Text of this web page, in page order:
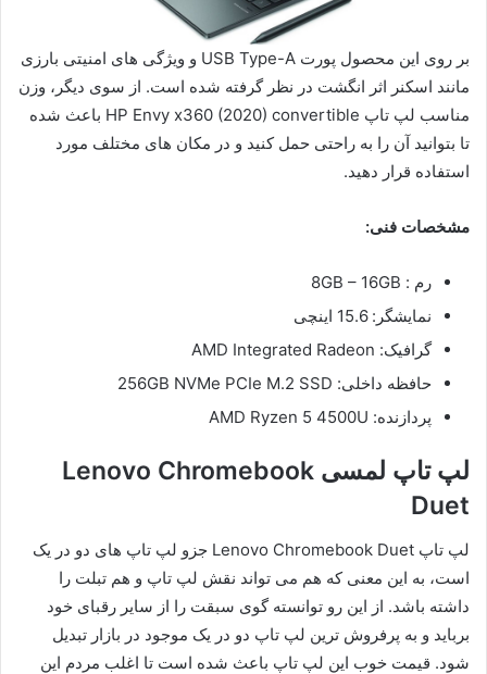
بر روی این محصول پورت USB Type-A و ویژگی های امنیتی بارزی
مانند اسکنر اثر انگشت در نظر گرفته شده است. از سوی دیگر، وزن
مناسب لپ تاپ HP Envy x360 (2020) convertible باعث شده
تا بتوانید آن را به راحتی حمل کنید و در مکان های مختلف مورد
استفاده قرار دهید.
مشخصات فنی:
رم : 8GB – 16GB
نمایشگر: 15.6 اینچی
گرافیک: AMD Integrated Radeon
حافظه داخلی: 256GB NVMe PCIe M.2 SSD
پردازنده: AMD Ryzen 5 4500U
لپ تاپ لمسی Lenovo Chromebook
Duet
لپ تاپ Lenovo Chromebook Duet جزو لپ تاپ های دو در یک
است، به این معنی که هم می تواند نقش لپ تاپ و هم تبلت را
داشته باشد. از این رو توانسته گوی سبقت را از سایر رقبای خود
برباید و به پرفروش ترین لپ تاپ دو در یک موجود در بازار تبدیل
شود. قیمت خوب این لپ تاپ باعث شده است تا اغلب مردم این